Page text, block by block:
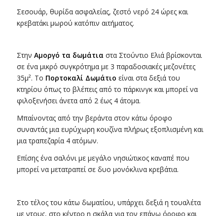
Σεσουάρ, θυρίδα ασφαλείας, ζεστό νερό 24 ώρες και
κρεβατάκι μωρού κατόπιν αιτήματος.
Στην Αμοργό τα δωμάτια στα Στούντιο Ελιά βρίσκονται
σε ένα μικρό συγκρότημα με 3 παραδοσιακές μεζονέτες
35μ². Το Πορτοκαλί Δωμάτιο είναι στα δεξιά του
κτηρίου όπως το βλέπεις από το πάρκινγκ και μπορεί να
φιλοξενήσει άνετα από 2 έως 4 άτομα.
Μπαίνοντας από την βεράντα στον κάτω όροφο
συναντάς μια ευρύχωρη κουζίνα πλήρως εξοπλισμένη και
μια τραπεζαρία 4 ατόμων.
Επίσης ένα σαλόνι με μεγάλο νησιώτικος καναπέ που
μπορεί να μετατραπεί σε δυο μονόκλινα κρεβάτια.
Στο τέλος του κάτω δωματίου, υπάρχει δεξιά η τουαλέτα
με ντους, στο κέντρο η σκάλα για τον επάνω όροφο και